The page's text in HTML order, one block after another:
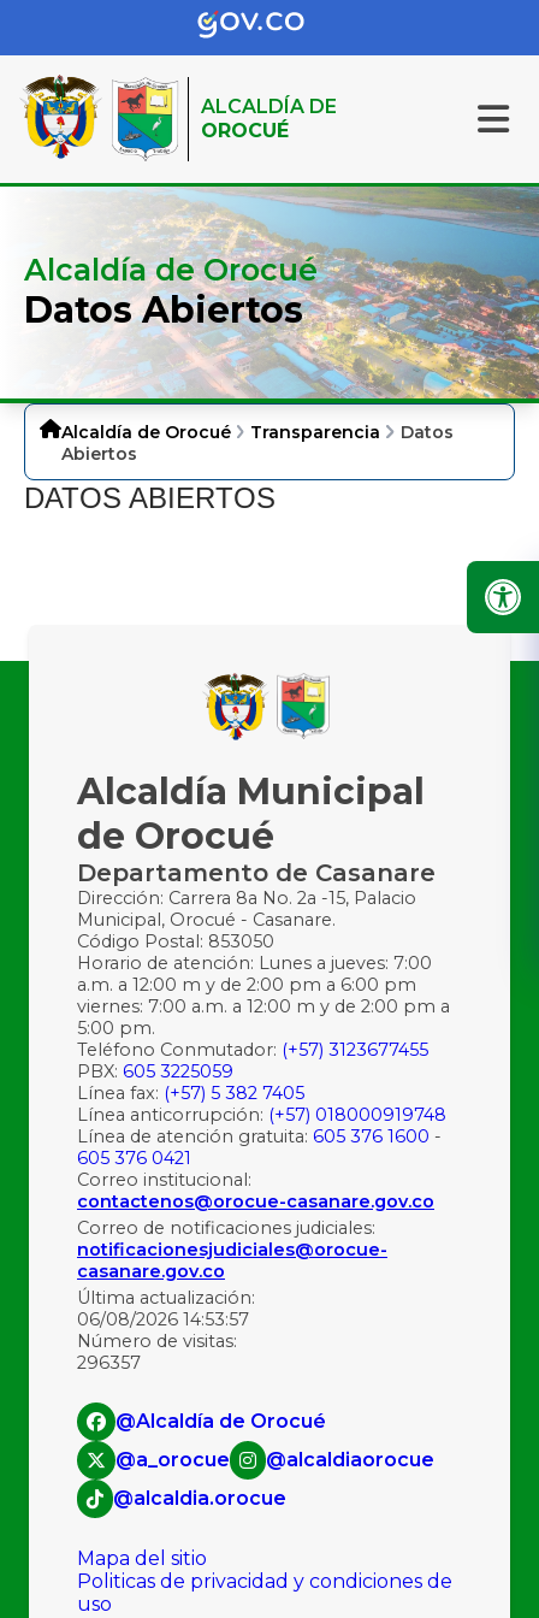
ALCALDÍA DE
OROCUÉ
Alcaldía de Orocué
Datos Abiertos
Alcaldía de Orocué Transparencia
Datos
Abiertos
​DATOS AB​IERTOS
Alcaldía Municipal
de Orocué
Departamento de Casanare
Dirección: Carrera 8a No. 2a -15, Palacio
Municipal, Orocué - Casanare.
Código Postal: 853050
Horario de atención: Lunes a jueves: 7:00
a.m. a 12:00 m y de 2:00 pm a 6:00 pm
viernes: 7:00 a.m. a 12:00 m y de 2:00 pm a
5:00 pm.
Teléfono Conmutador: (+57) 3123677455
PBX: 605 3225059
Línea fax: (+57) 5 382 7405
Línea anticorrupción: (+57) 018000919748
Línea de atención gratuita: 605 376 1600 -
605 376 0421
Correo institucional:
contactenos@orocue-casanare.gov.co
Correo de notificaciones judiciales:
notificacionesjudiciales@orocue-
casanare.gov.co
Última actualización:
06/08/2026 14:53:57
Número de visitas:
296357
@Alcaldía de Orocué
@a_orocue
@alcaldiaorocue
@alcaldia.orocue
Mapa del sitio
Politicas de privacidad y condiciones de
uso